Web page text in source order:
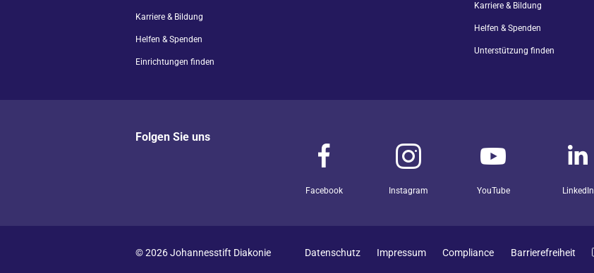
Karriere & Bildung
Helfen & Spenden
Einrichtungen finden
Karriere & Bildung
Helfen & Spenden
Unterstützung finden
Folgen Sie uns
Facebook Instagram YouTube LinkedIn
© 2026 Johannesstift Diakonie Datenschutz Impressum Compliance Barrierefreiheit